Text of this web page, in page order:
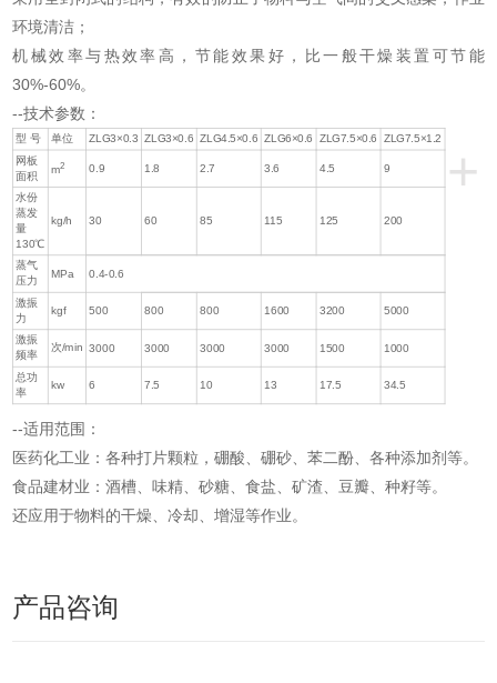
环境清洁；
机械效率与热效率高，节能效果好，比一般干燥装置可节能
30%-60%。
--技术参数：
+
型 号 单位 ZLG3×0.3 ZLG3×0.6 ZLG4.5×0.6 ZLG6×0.6 ZLG7.5×0.6 ZLG7.5×1.2
网板
面积 m2 0.9 1.8 2.7 3.6 4.5 9
水份
蒸发
量
130℃
kg/h 30 60 85 115 125 200
蒸气
压力
MPa 0.4-0.6
激振
力
kgf 500 800 800 1600 3200 5000
激振
频率
次/min 3000 3000 3000 3000 1500 1000
总功
率
kw 6 7.5 10 13 17.5 34.5
--适用范围：
医药化工业：各种打片颗粒，硼酸、硼砂、苯二酚、各种添加剂等。
食品建材业：酒槽、味精、砂糖、食盐、矿渣、豆瓣、种籽等。
还应用于物料的干燥、冷却、增湿等作业。
产品咨询